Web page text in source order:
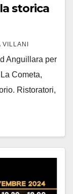
storica
Anguillara per
Cometa,
Ristoratori,